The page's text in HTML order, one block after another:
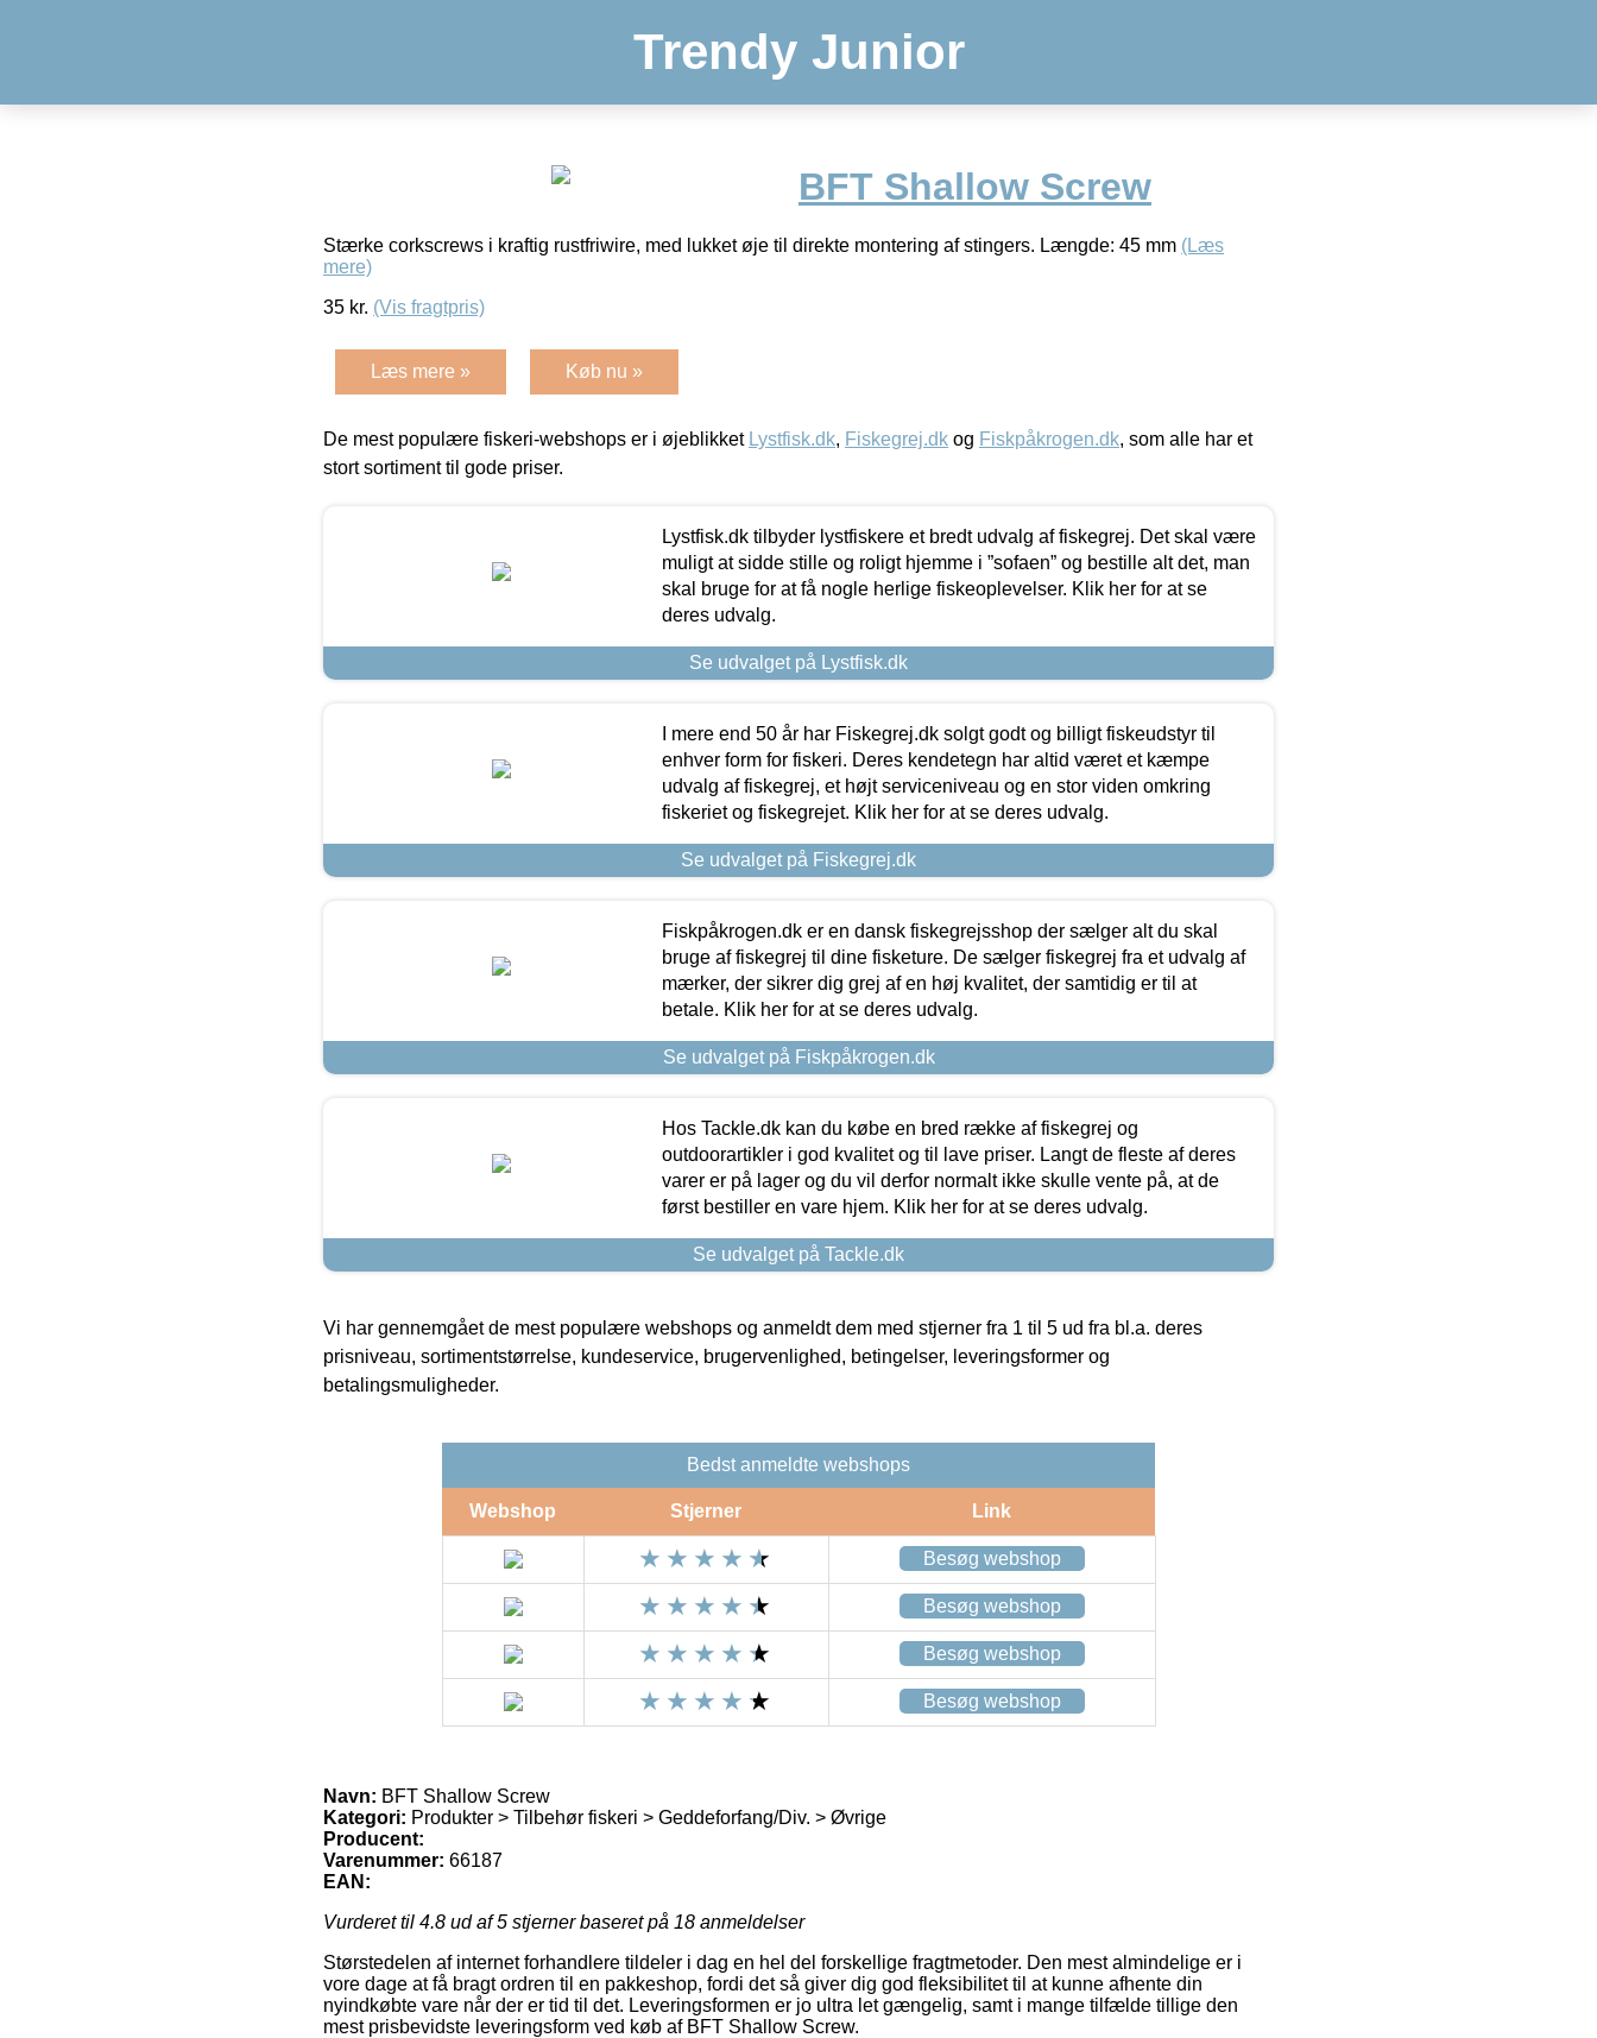
Trendy Junior
BFT Shallow Screw
Stærke corkscrews i kraftig rustfriwire, med lukket øje til direkte montering af stingers. Længde: 45 mm (Læs
mere)
35 kr. (Vis fragtpris)
Læs mere » Køb nu »
De mest populære fiskeri-webshops er i øjeblikket Lystfisk.dk, Fiskegrej.dk og Fiskpåkrogen.dk, som alle har et
stort sortiment til gode priser.
Lystfisk.dk tilbyder lystfiskere et bredt udvalg af fiskegrej. Det skal være
muligt at sidde stille og roligt hjemme i ”sofaen” og bestille alt det, man
skal bruge for at få nogle herlige fiskeoplevelser. Klik her for at se
deres udvalg.
Se udvalget på Lystfisk.dk
I mere end 50 år har Fiskegrej.dk solgt godt og billigt fiskeudstyr til
enhver form for fiskeri. Deres kendetegn har altid været et kæmpe
udvalg af fiskegrej, et højt serviceniveau og en stor viden omkring
fiskeriet og fiskegrejet. Klik her for at se deres udvalg.
Se udvalget på Fiskegrej.dk
Fiskpåkrogen.dk er en dansk fiskegrejsshop der sælger alt du skal
bruge af fiskegrej til dine fisketure. De sælger fiskegrej fra et udvalg af
mærker, der sikrer dig grej af en høj kvalitet, der samtidig er til at
betale. Klik her for at se deres udvalg.
Se udvalget på Fiskpåkrogen.dk
Hos Tackle.dk kan du købe en bred række af fiskegrej og
outdoorartikler i god kvalitet og til lave priser. Langt de fleste af deres
varer er på lager og du vil derfor normalt ikke skulle vente på, at de
først bestiller en vare hjem. Klik her for at se deres udvalg.
Se udvalget på Tackle.dk
Vi har gennemgået de mest populære webshops og anmeldt dem med stjerner fra 1 til 5 ud fra bl.a. deres
prisniveau, sortimentstørrelse, kundeservice, brugervenlighed, betingelser, leveringsformer og
betalingsmuligheder.
Bedst anmeldte webshops
Webshop Stjerner Link
Besøg webshop
Besøg webshop
Besøg webshop
Besøg webshop
Navn: BFT Shallow Screw
Kategori: Produkter > Tilbehør fiskeri > Geddeforfang/Div. > Øvrige
Producent:
Varenummer: 66187
EAN:
Vurderet til 4.8 ud af 5 stjerner baseret på 18 anmeldelser
Størstedelen af internet forhandlere tildeler i dag en hel del forskellige fragtmetoder. Den mest almindelige er i
vore dage at få bragt ordren til en pakkeshop, fordi det så giver dig god fleksibilitet til at kunne afhente din
nyindkøbte vare når der er tid til det. Leveringsformen er jo ultra let gængelig, samt i mange tilfælde tillige den
mest prisbevidste leveringsform ved køb af BFT Shallow Screw.